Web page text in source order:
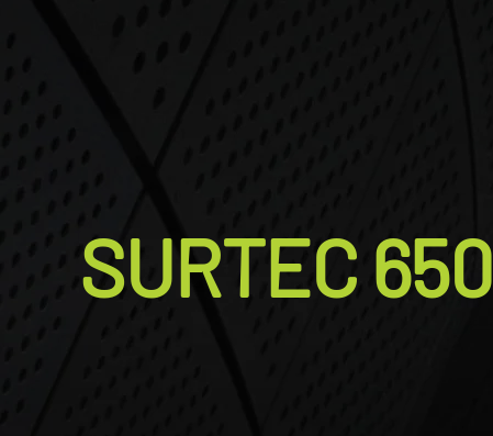
SURTEC 650